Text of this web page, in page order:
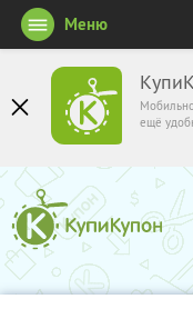
ещё
Меню